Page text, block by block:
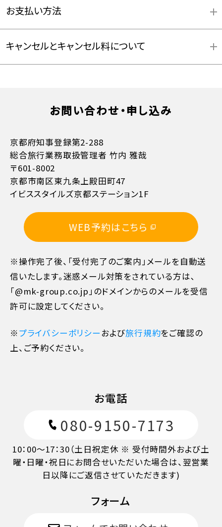
お支払い方法
お支払方法詳細はこちら
キャンセルとキャンセル料について
11日目に当たる日以前
10日目に当たる日以前
7日目に当たる日以前 30%
旅行開始日の前日 40%
旅行開始日の当日 50%
お問い合わせ・申し込み
京都府知事登録第2-288
総合旅行業務取扱管理者 竹内 雅哉
〒601-8002
京都市南区東九条上殿田町47
イビススタイルズ京都ステーション1F
WEB予約はこちら
※操作完了後、「受付完了のご案内」メールを自動送
信いたします。迷惑メール対策をされている方は､
「@mk-group.co.jp」のドメインからのメールを受信
許可に設定してください。
※プライバシーポリシーおよび旅行規約をご確認の
上、ご予約ください。
お電話
080-9150-7173
10：00～17：30（土日祝定休 ※ 受付時間外および土
曜・日曜・祝日にお問合せいただいた場合は、翌営業
日以降にご返信させていただきます)
フォーム